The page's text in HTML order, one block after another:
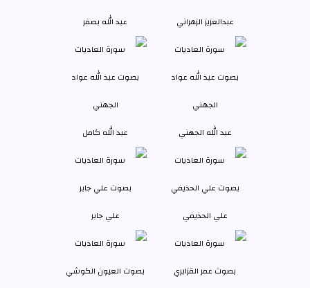
عبدالعزيز الزهراني عبد الله بصفر
عبد الله الجهني عبد الله كامل
علي الحذيفي علي جابر